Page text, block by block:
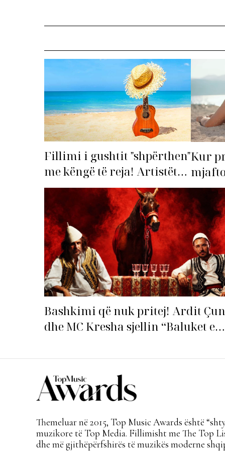
Fillimi i gushtit "shpërthen"
me këngë të reja! Artistët
shqiptarë hapin garën për
hitin e verës!
Kur
Bashkimi që nuk pritej! Ardit
dhe MC Kresha sjellin “Baluket e
Themeluar në 2015, Top Music Awards është
muzikore të Top Media. Fillimisht me The Top
dhe më gjithëpërfshirës të muzikës moderne